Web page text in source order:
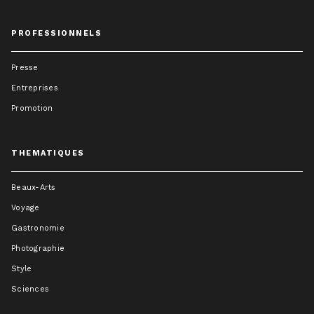
PROFESSIONNELS
Presse
Entreprises
Promotion
THEMATIQUES
Beaux-Arts
Voyage
Gastronomie
Photographie
Style
Sciences